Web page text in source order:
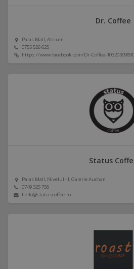
Dr. Coffee
Palas Mall, Atrium
0755 526 625
https://www.facebook.com/Dr-Coffee-
Status
Palas Mall, Nivelul -1, Galerie Auchan
0749 325 758
hello@statuscoffee.ro